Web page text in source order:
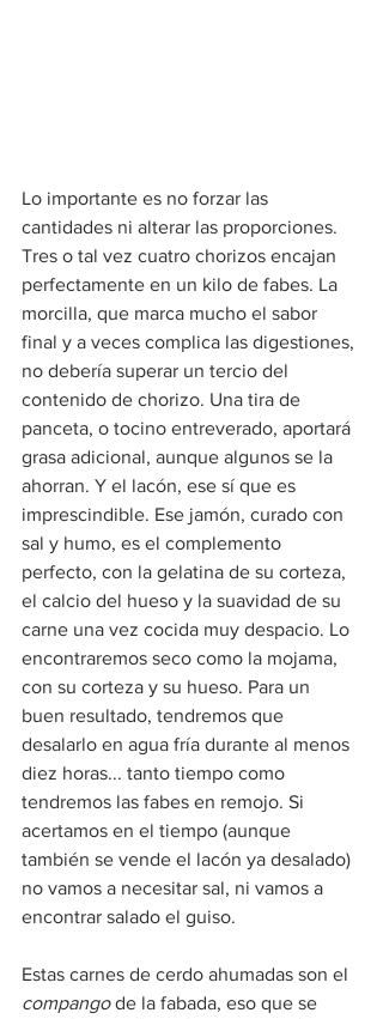
Lo importante es no forzar las
cantidades ni alterar las proporciones.
Tres o tal vez cuatro chorizos encajan
perfectamente en un kilo de fabes. La
morcilla, que marca mucho el sabor
final y a veces complica las digestiones,
no debería superar un tercio del
contenido de chorizo. Una tira de
panceta, o tocino entreverado, aportará
grasa adicional, aunque algunos se la
ahorran. Y el lacón, ese sí que es
imprescindible. Ese jamón, curado con
sal y humo, es el complemento
perfecto, con la gelatina de su corteza,
el calcio del hueso y la suavidad de su
carne una vez cocida muy despacio. Lo
encontraremos seco como la mojama,
con su corteza y su hueso. Para un
buen resultado, tendremos que
desalarlo en agua fría durante al menos
diez horas... tanto tiempo como
tendremos las fabes en remojo. Si
acertamos en el tiempo (aunque
también se vende el lacón ya desalado)
no vamos a necesitar sal, ni vamos a
encontrar salado el guiso.
Estas carnes de cerdo ahumadas son el
compango de la fabada, eso que se